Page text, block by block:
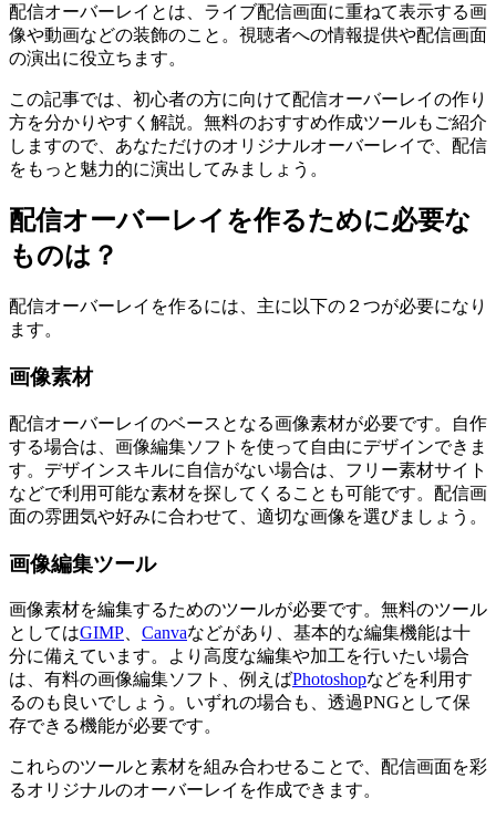
配信オーバーレイとは、ライブ配信画面に重ねて表示する画
像や動画などの装飾のこと。視聴者への情報提供や配信画面
の演出に役立ちます。
この記事では、初心者の方に向けて配信オーバーレイの作り
方を分かりやすく解説。無料のおすすめ作成ツールもご紹介
しますので、あなただけのオリジナルオーバーレイで、配信
をもっと魅力的に演出してみましょう。
配信オーバーレイを作るために必要な
ものは？
配信オーバーレイを作るには、主に以下の２つが必要になり
ます。
画像素材
配信オーバーレイのベースとなる画像素材が必要です。自作
する場合は、画像編集ソフトを使って自由にデザインできま
す。デザインスキルに自信がない場合は、フリー素材サイト
などで利用可能な素材を探してくることも可能です。配信画
面の雰囲気や好みに合わせて、適切な画像を選びましょう。
画像編集ツール
画像素材を編集するためのツールが必要です。無料のツール
としてはGIMP Canvaなどがあり、基本的な編集機能は十
分に備えています。より高度な編集や加工を行いたい場合
は、有料の画像編集ソフト、例えばPhotoshopなどを利用す
るのも良いでしょう。いずれの場合も、透過PNGとして保
存できる機能が必要です。
これらのツールと素材を組み合わせることで、配信画面を彩
るオリジナルのオーバーレイを作成できます。